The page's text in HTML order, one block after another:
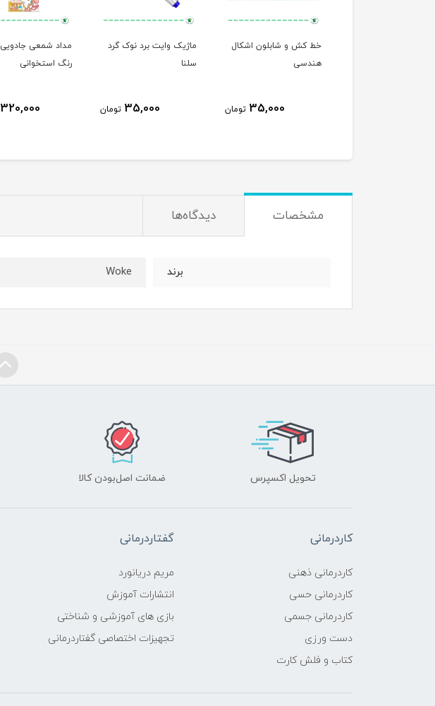
خط کش و شابلون اشکال
هندسی
35,000 تومان
ماژیک وایت برد نوک گرد
سلنا
35,000 تومان
رنگ استخوانی
320,000
مشخصات دیدگاه‌ها
برند Woke
تحویل اکسپرس ضمانت اصل‌بودن کالا
کاردرمانی
کاردرمانی ذهنی
کاردرمانی حسی
کاردرمانی جسمی
دست ورزی
کتاب و فلش کارت
گفتاردرمانی
مریم دریانورد
انتشارات آموزش
بازی های آموزشی و شناختی
تجهیزات اختصاصی گفتاردرمانی